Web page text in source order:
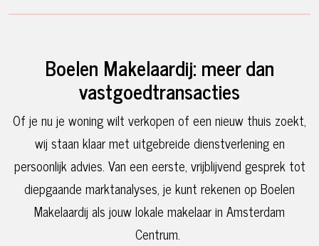
Boelen Makelaardij: meer dan
vastgoedtransacties
Of je nu je woning wilt verkopen of een nieuw thuis zoekt,
wij staan klaar met uitgebreide dienstverlening en
persoonlijk advies. Van een eerste, vrijblijvend gesprek tot
diepgaande marktanalyses, je kunt rekenen op Boelen
Makelaardij als jouw lokale makelaar in Amsterdam
Centrum.